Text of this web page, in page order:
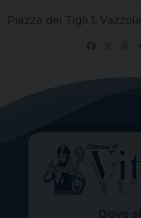
Piazza dei Tigli 1,